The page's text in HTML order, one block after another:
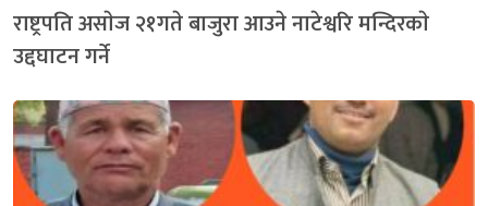
राष्ट्रपति असाेज २१गते बाजुरा आउने नाटेश्वरि मन्दिरकाे
उद्दघाटन गर्ने